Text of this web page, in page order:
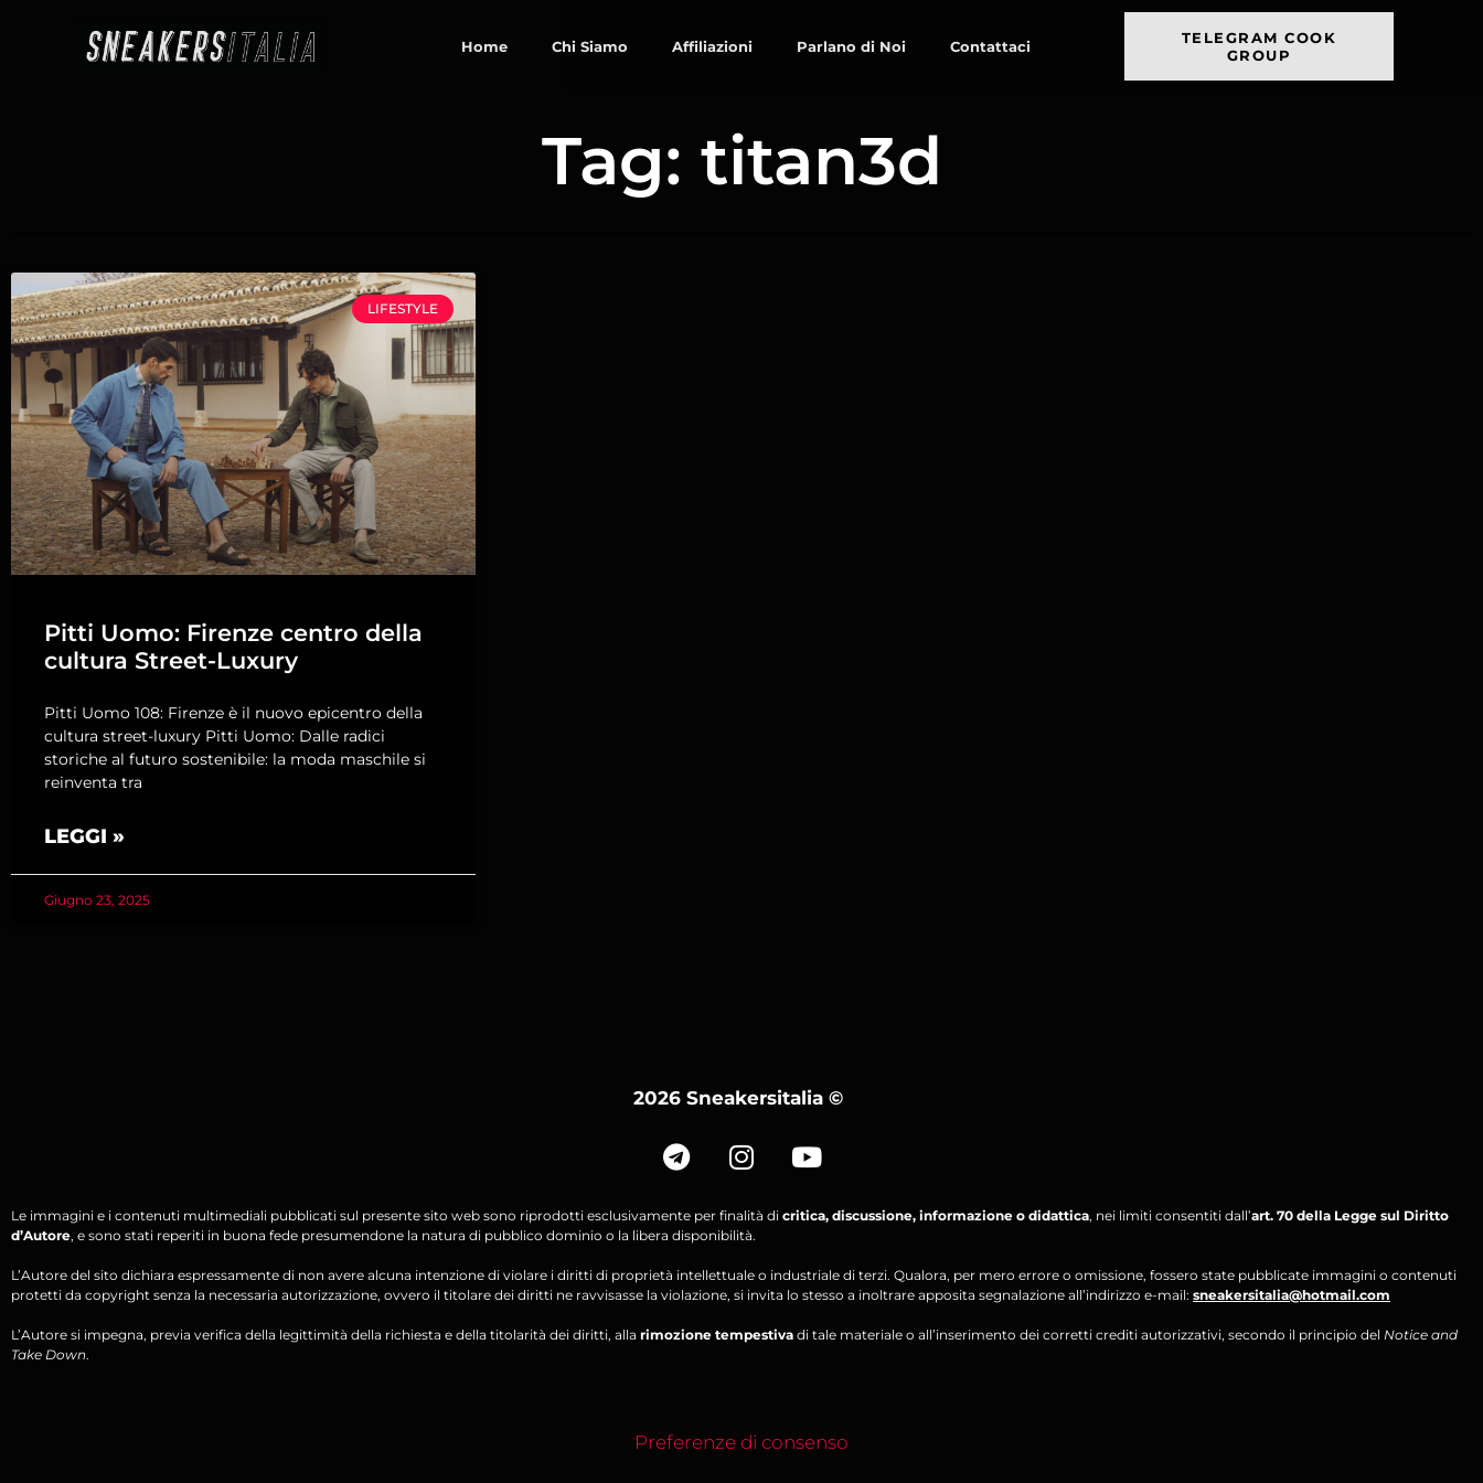
Home Chi Siamo Affiliazioni Parlano di Noi Contattaci
TELEGRAM COOK
GROUP
Tag: titan3d
LIFESTYLE
Pitti Uomo: Firenze centro della
cultura Street-Luxury
Pitti Uomo 108: Firenze è il nuovo epicentro della
cultura street-luxury Pitti Uomo: Dalle radici
storiche al futuro sostenibile: la moda maschile si
reinventa tra
LEGGI »
Giugno 23, 2025
2026 Sneakersitalia©
Le immagini e i contenuti multimediali pubblicati sul presente sito web sono riprodotti esclusivamente per finalità di critica, discussione, informazione o didattica, nei limiti consentiti dall’art. 70 della Legge sul Diritto
d’Autore, e sono stati reperiti in buona fede presumendone la natura di pubblico dominio o la libera disponibilità.
L’Autore del sito dichiara espressamente di non avere alcuna intenzione di violare i diritti di proprietà intellettuale o industriale di terzi. Qualora, per mero errore o omissione, fossero state pubblicate immagini o contenuti
protetti da copyright senza la necessaria autorizzazione, ovvero il titolare dei diritti ne ravvisasse la violazione, si invita lo stesso a inoltrare apposita segnalazione all’indirizzo e-mail: sneakersitalia@hotmail.com
L’Autore si impegna, previa verifica della legittimità della richiesta e della titolarità dei diritti, alla rimozione tempestiva di tale materiale o all’inserimento dei corretti crediti autorizzativi, secondo il principio del Notice and
Take Down.
Preferenze di consenso